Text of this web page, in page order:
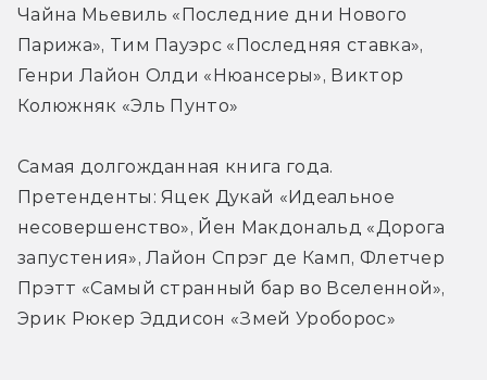
Чайна Мьевиль «Последние дни Нового
Парижа», Тим Пауэрс «Последняя ставка»,
Генри Лайон Олди «Нюансеры», Виктор
Колюжняк «Эль Пунто»
Самая долгожданная книга года.
Претенденты: Яцек Дукай «Идеальное
несовершенство», Йен Макдональд «Дорога
запустения», Лайон Спрэг де Камп, Флетчер
Прэтт «Самый странный бар во Вселенной»,
Эрик Рюкер Эддисон «Змей Уроборос»